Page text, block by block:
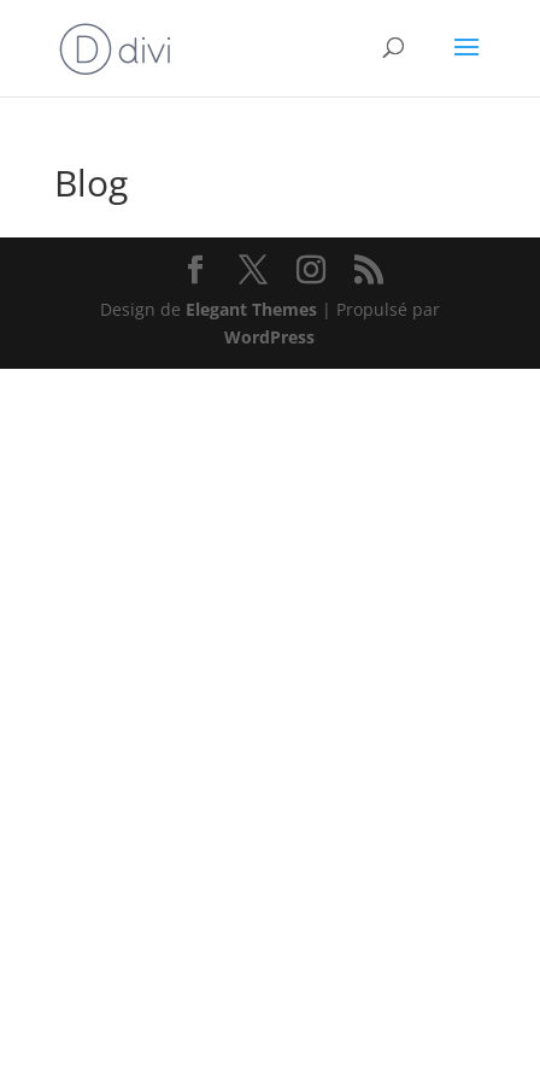
Blog
Design de Elegant Themes| Propulsé par
WordPress